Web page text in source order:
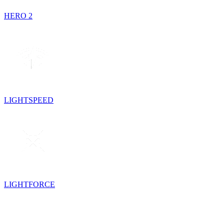
HERO 2
LIGHTSPEED
LIGHTFORCE